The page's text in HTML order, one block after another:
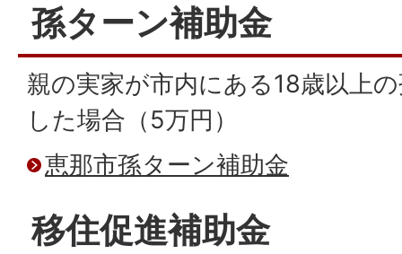
孫ターン補助金
親の実家が市内にある18歳以上
した場合（5万円）
恵那市孫ターン補助金
移住促進補助金